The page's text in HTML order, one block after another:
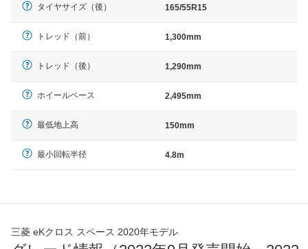
タイヤサイズ（後） 165/55R15
トレッド（前） 1,300mm
トレッド（後） 1,290mm
ホイールベース 2,495mm
最低地上高 150mm
最小回転半径 4.8m
三菱 eKクロス スペース 2020年モデル